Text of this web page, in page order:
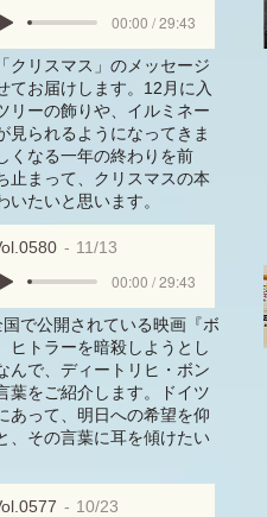
00:00 / 29:43
クリスマス」のメッセージ
てお届けします。12月に入
リーの飾りや、イルミネー
見られるようになってきま
くなる一年の終わりを前
止まって、クリスマスの本
いたいと思います。
11/13
00:00 / 29:43
で公開されている映画『ボ
トラーを暗殺しようとし
んで、ディートリヒ・ボン
葉をご紹介します。ドイツ
あって、明日への希望を仰
、その言葉に耳を傾けたい
10/23